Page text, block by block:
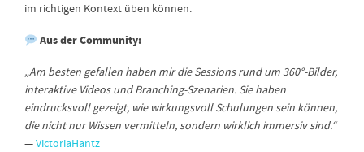
im richtigen Kontext üben können.
Aus der Community:
„Am besten gefallen haben mir die Sessions rund um 360°-Bilder,
interaktive Videos und Branching-Szenarien. Sie haben
eindrucksvoll gezeigt, wie wirkungsvoll Schulungen sein können,
die nicht nur Wissen vermitteln, sondern wirklich immersiv sind.“
—VictoriaHantz